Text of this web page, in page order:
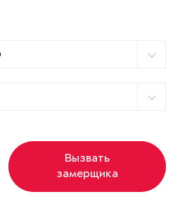
Вызвать
замерщика